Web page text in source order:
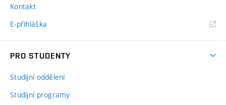
Kontakt
E-přihláška
PRO STUDENTY
Studijní oddělení
Studijní programy